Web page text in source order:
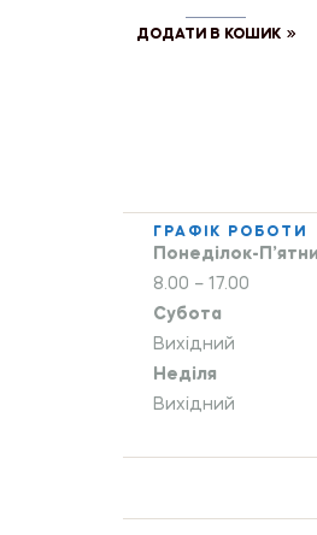
ДОДАТИ В КОШИК
ГРАФІК РОБОТИ
Понеділок-
8.00 – 17.00
Субота
Вихідний
Неділя
Вихідний